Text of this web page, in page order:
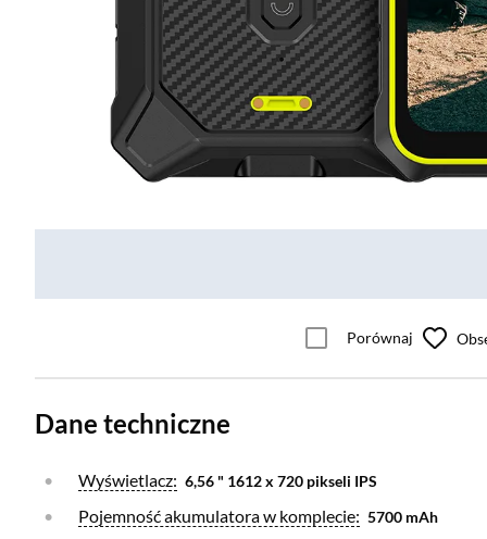
Porównaj
Dane techniczne
Otwórz warstwę
Wyświetlacz: 6,56 " 1612 x 720 pikseli IPS
Otwórz warstwę
Pojemność akumulatora w komplecie: 5700 mAh